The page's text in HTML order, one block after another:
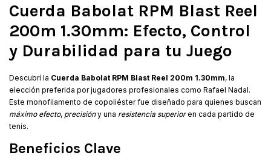
Cuerda Babolat RPM Blast Reel
200m 1.30mm: Efecto, Control
y Durabilidad para tu Juego
Descubrí la Cuerda Babolat RPM Blast Reel 200m 1.30mm, la
elección preferida por jugadores profesionales como Rafael Nadal.
Este monofilamento de copoliéster fue diseñado para quienes buscan
máximo efecto, precisióny una resistencia superioren cada partido de
tenis.
Beneficios Clave